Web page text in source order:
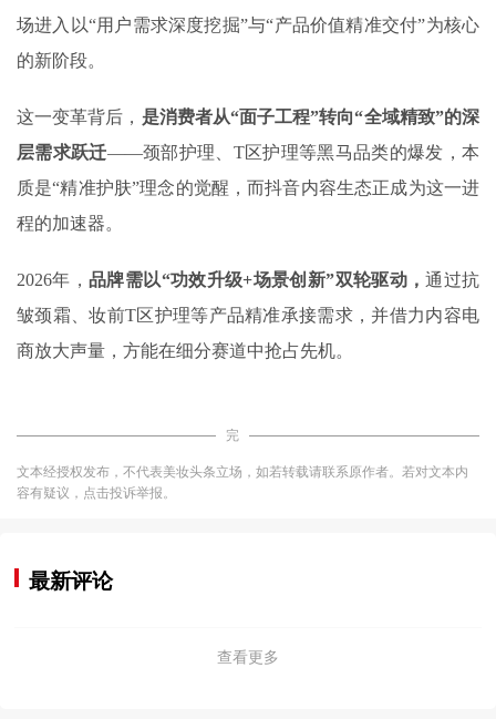
场进入以“用户需求深度挖掘”与“产品价值精准交付”为核心
的新阶段。
这一变革背后， 是消费者从“面子工程”转向“全域精致”的深
层需求跃迁——颈部护理、T区护理等黑马品类的爆发，本
质是“精准护肤”理念的觉醒，而抖音内容生态正成为这一进
程的加速器。
2026年，品牌需以“功效升级+场景创新”双轮驱动，通过抗
皱颈霜、妆前T区护理等产品精准承接需求，并借力内容电
商放大声量，方能在细分赛道中抢占先机。
完
文本经授权发布，不代表美妆头条立场，如若转载请联系原作者。若对文本内
容有疑议，点击投诉举报。
最新评论
查看更多